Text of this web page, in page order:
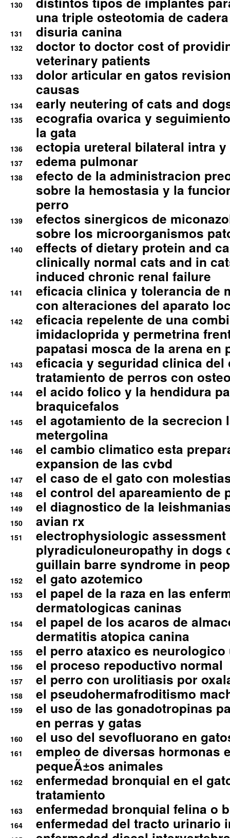
130
una triple osteotomia de cadera
131 disuria canina
132
doctor to doctor cost of
veterinary patients
133
dolor articular en gatos
causas
134 early neutering of cats and
135
ecografia ovarica y
la gata
136 ectopia ureteral bilateral intra
137 edema pulmonar
138
efecto de la administracion
sobre la hemostasia y la
perro
139
efectos sinergicos de
sobre los microorganismos
140
effects of dietary protein and
clinically normal cats and in
induced chronic renal failure
141
eficacia clinica y tolerancia de
con alteraciones del aparato
142
eficacia repelente de una
imidacloprida y permetrina
papatasi mosca de la arena en
143
eficacia y seguridad clinica del
tratamiento de perros con
144
el acido folico y la hendidura
braquicefalos
145
el agotamiento de la secrecion
metergolina
146
el cambio climatico esta
expansion de las cvbd
147 el caso de el gato con
148 el control del apareamiento de
149 el diagnostico de la
150 avian rx
151
electrophysiologic assessment
plyradiculoneuropathy in dogs
guillain barre syndrome in
152 el gato azotemico
153
el papel de la raza en las
dermatologicas caninas
154
el papel de los acaros de
dermatitis atopica canina
155 el perro ataxico es
156 el proceso repoductivo normal
157 el perro con urolitiasis por
158 el pseudohermafroditismo
159
el uso de las gonadotropinas
en perras y gatas
160 el uso del sevofluorano en
161
empleo de diversas hormonas
pequeÃ±os animales
162
enfermedad bronquial en el
tratamiento
163 enfermedad bronquial felina o
164 enfermedad del tracto urinario